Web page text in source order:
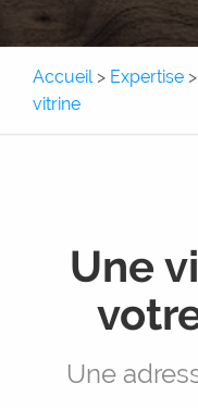
Site e-
Application
Application
Communication
Rédaction
Maintenance
Accueil> Expertise >
vitrine
Une
Une